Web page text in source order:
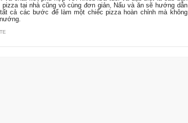
tại nhà cũng vô cùng đơn giản, Nấu và ăn sẽ hướng dẫn
cả các bước để làm một chiếc pizza hoàn chỉnh mà không